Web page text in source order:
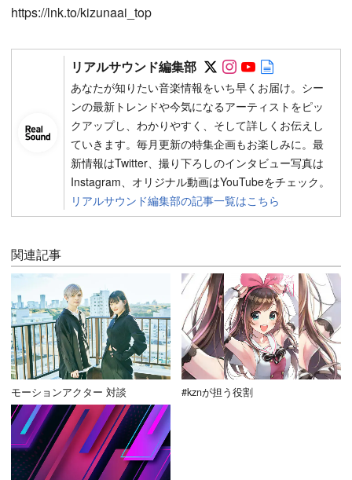
https://lnk.to/kizunaai_top
リアルサウンド編集部 Follow on SNS
Follow on SNS
Follow on
あなたが知りたい音楽情報をいち早くお届け。シー
ンの最新トレンドや今気になるアーティストをピッ
クアップし、わかりやすく、そして詳しくお伝えし
ていきます。毎月更新の特集企画もお楽しみに。最
新情報はTwitter、撮り下ろしのインタビュー写真は
Instagram、オリジナル動画はYouTubeをチェック。
リアルサウンド編集部の記事一覧はこちら
関連記事
モーションアクター 対談 #kznが担う役割